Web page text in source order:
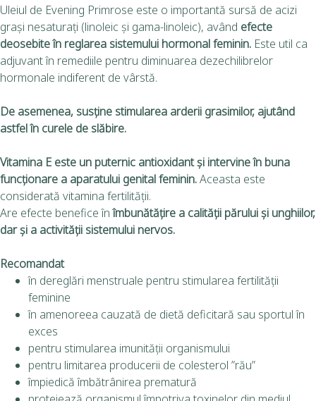
Uleiul de Evening Primrose este o importantă sursă de acizi
grași nesaturați (linoleic și gama-linoleic), având efecte
deosebite în reglarea sistemului hormonal feminin. Este util ca
adjuvant în remediile pentru diminuarea dezechilibrelor
hormonale indiferent de vârstă.
De asemenea, susține stimularea arderii grasimilor, ajutând
astfel în curele de slăbire.
Vitamina E este un puternic antioxidant și intervine în buna
funcționare a aparatului genital feminin.Aceasta este
considerată vitamina fertilității.
Are efecte benefice înîmbunătățire a calității părului și unghiilor,
dar și a activității sistemului nervos.
Recomandat
în dereglări menstruale pentru stimularea fertilității
feminine
în amenoreea cauzată de dietă deficitară sau sportul în
exces
pentru stimularea imunității organismului
pentru limitarea producerii de colesterol ”rău”
împiedică îmbătrânirea prematură